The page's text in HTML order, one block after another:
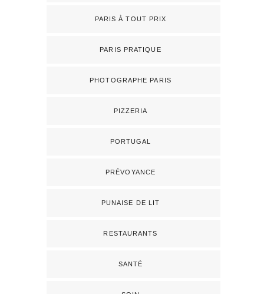
PARIS À TOUT PRIX
PARIS PRATIQUE
PHOTOGRAPHE PARIS
PIZZERIA
PORTUGAL
PRÉVOYANCE
PUNAISE DE LIT
RESTAURANTS
SANTÉ